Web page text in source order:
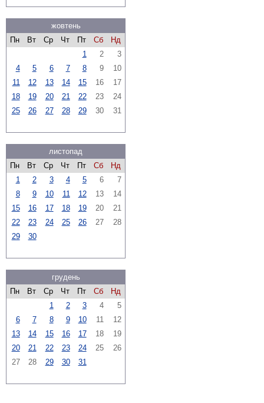
жовтень
Пн
Вт Ср Чт Пт Сб
Нд
1
2
3
4
5 6 7 8 9
10
11
12 13 14 15 16
17
18
19 20 21 22 23
24
25
26 27 28 29 30 31
листопад
Пн
Вт Ср Чт Пт Сб
Нд
1
2 3 4 5 6
7
8
9 10 11 12 13
14
15
16 17 18 19 20
21
22
23 24 25 26 27
28
29
30
грудень
Пн
Вт Ср Чт Пт Сб
Нд
1
2 3 4
5
6
7 8 9 10 11
12
13
14 15 16 17 18
19
20
21 22 23 24 25
26
27
28 29 30 31